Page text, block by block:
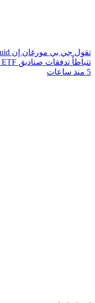
تتباطأ تدفقات صناديق ETF الخاصة بـ HYPE
5 منذ ساعات